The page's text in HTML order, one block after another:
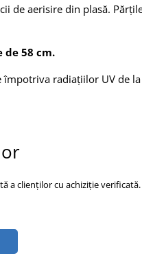
de aerisire din plasă.
58 cm.
împotriva radiațiilor UV de la
a clienților cu achiziție verificată.